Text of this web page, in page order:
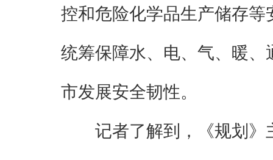
控和危险化学品生产储存
统筹保障水、电、气、暖
市发展安全韧性。
记者了解到，《规划